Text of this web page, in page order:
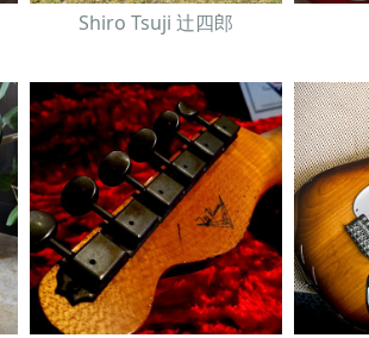
Shiro Tsuji 辻四郎